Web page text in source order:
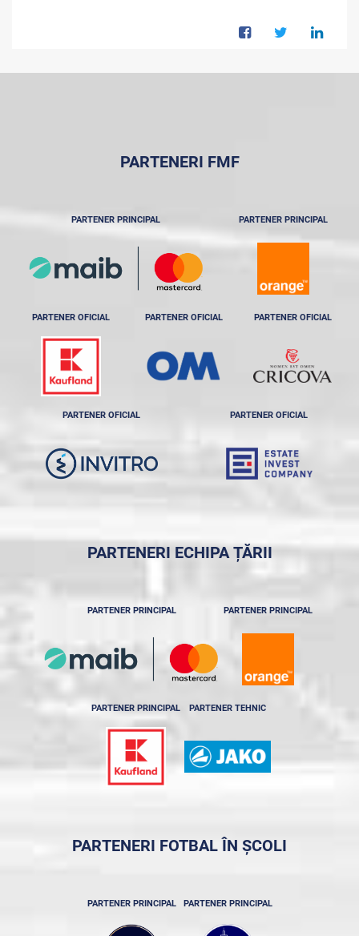
PARTENERI FMF
PARTENER PRINCIPAL PARTENER PRINCIPAL
PARTENER OFICIAL PARTENER OFICIAL PARTENER OFICIAL
PARTENER OFICIAL PARTENER OFICIAL
PARTENERI ECHIPA ȚĂRII
PARTENER PRINCIPAL PARTENER PRINCIPAL
PARTENER PRINCIPAL PARTENER TEHNIC
PARTENERI FOTBAL ÎN ȘCOLI
PARTENER PRINCIPAL PARTENER PRINCIPAL